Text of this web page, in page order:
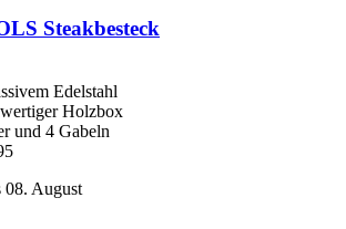
Steakbesteck
Edelstahl
Holzbox
und 4 Gabeln
08. August